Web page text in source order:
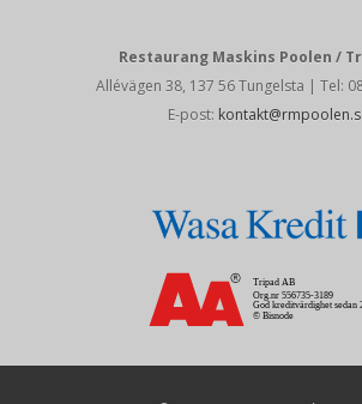
Restaurang Maskins Poolen /
Allévägen 38, 137 56 Tungelsta | Tel:
E-post: